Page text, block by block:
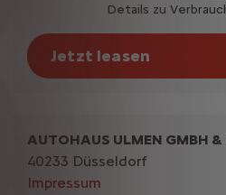
Details zu
Jetzt leasen
AUTOHAUS ULMEN GMBH &
40233 Düsseldorf
Impressum